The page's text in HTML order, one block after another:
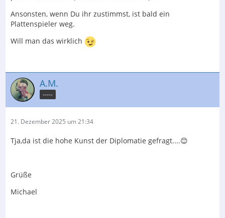
Ansonsten, wenn Du ihr zustimmst, ist bald ein
Plattenspieler weg.
Will man das wirklich
A.M.
-----
21. Dezember 2025 um 21:34
Tja,da ist die hohe Kunst der Diplomatie gefragt....😊
Grüße
Michael